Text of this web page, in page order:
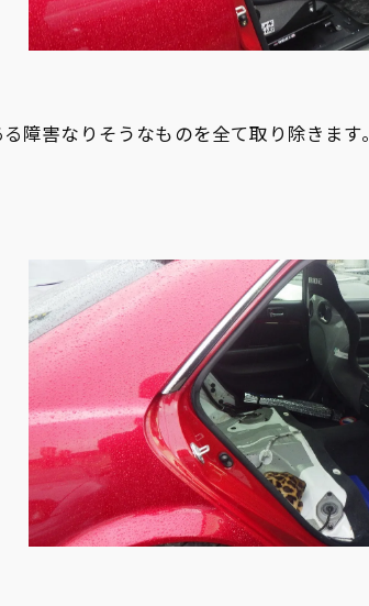
障害なりそうなものを全て取り除きます。